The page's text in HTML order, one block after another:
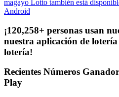
magayo Lotto también está
Android
¡120,258+ personas usan
nuestra aplicación de lotería
lotería!
Recientes Números
Play